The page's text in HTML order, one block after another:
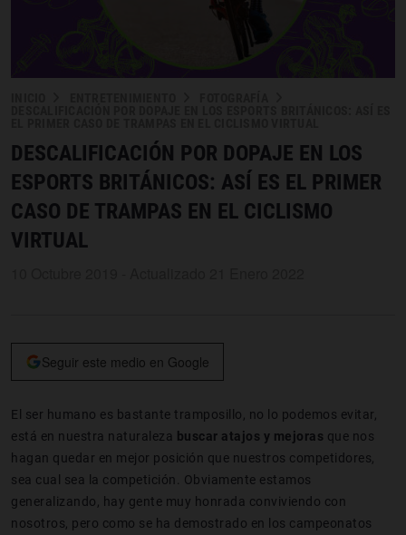
DESCALIFICACIÓN POR DOPAJE EN LOS
ESPORTS BRITÁNICOS: ASÍ ES EL PRIMER
CASO DE TRAMPAS EN EL CICLISMO
VIRTUAL
Seguir este medio en Google
El ser humano es bastante tramposillo, no lo podemos evitar,
está en nuestra naturaleza buscar atajos y mejoras que nos
hagan quedar en mejor posición que nuestros competidores,
sea cual sea la competición. Obviamente estamos
generalizando, hay gente muy honrada conviviendo con
nosotros, pero como se ha demostrado en los campeonatos